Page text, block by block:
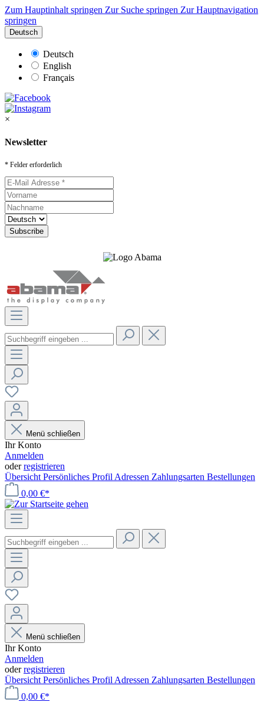
Zum Hauptinhalt springen Zur Suche springen Zur Hauptnavigation
springen
Deutsch
Deutsch
English
Français
×
Newsletter
* Felder erforderlich
Menü schließen
Ihr Konto
Anmelden
oderregistrieren
Übersicht Persönliches Profil Adressen Zahlungsarten Bestellungen
0,00 €*
Menü schließen
Ihr Konto
Anmelden
oderregistrieren
Übersicht Persönliches Profil Adressen Zahlungsarten Bestellungen
0,00 €*